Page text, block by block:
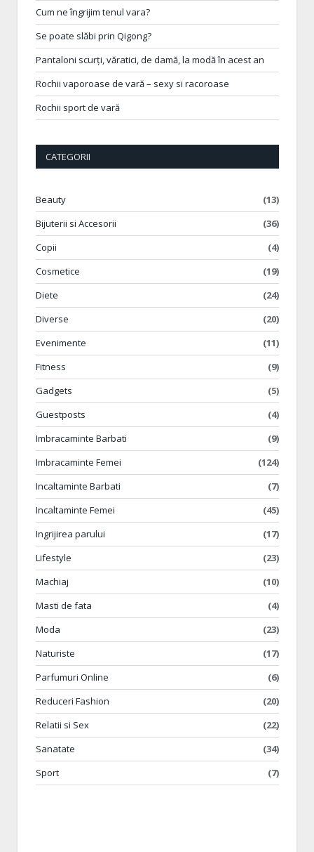
Cum ne îngrijim tenul vara?
Se poate slăbi prin Qigong?
Pantaloni scurți, văratici, de damă, la modă în acest an
Rochii vaporoase de vară – sexy si racoroase
Rochii sport de vară
CATEGORII
Beauty
(13)
Bijuterii si Accesorii
(36)
Copii
(4)
Cosmetice
(19)
Diete
(24)
Diverse
(20)
Evenimente
(11)
Fitness
(9)
Gadgets
(5)
Guestposts
(4)
Imbracaminte Barbati
(9)
Imbracaminte Femei
(124)
Incaltaminte Barbati
(7)
Incaltaminte Femei
(45)
Ingrijirea parului
(17)
Lifestyle
(23)
Machiaj
(10)
Masti de fata
(4)
Moda
(23)
Naturiste
(17)
Parfumuri Online
(6)
Reduceri Fashion
(20)
Relatii si Sex
(22)
Sanatate
(34)
Sport
(7)